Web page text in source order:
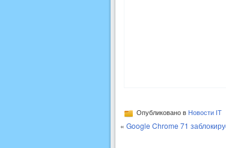
Опубликовано в Новости IT
« Google Chrome 71